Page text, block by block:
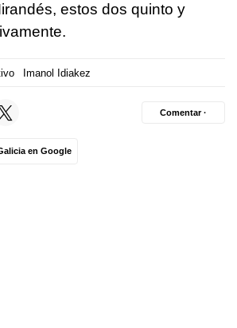
estos dos quinto y
Imanol Idiakez
en Google
Comentar ·